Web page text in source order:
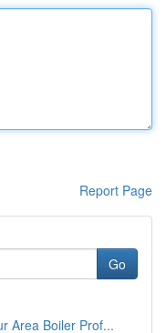
Report Page
Go
Area Boiler Prof...